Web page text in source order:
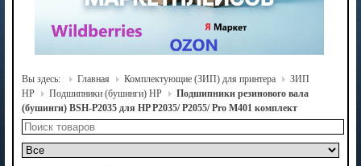
Вы здесь: Главная Комплектующие (ЗИП) для принтера
ЗИП
HP
Подшипники (бушинги) HP
Подшипники резинового вала
(бушинги) BSH-P2035 для HP P2035/ P2055/ Pro M401 комплект